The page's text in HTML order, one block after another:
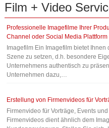
Film + Video
Professionelle Imagefilme Ihrer
Channel oder Social Media Plattform
Imagefilm Ein Imagefilm bietet
Szene zu setzen, d.h. besondere
Unternehmens authentisch zu
Unternehmen dazu,…
Erstellung von Firmenvideos für
Firmenvideo für Vorträge, Events
Firmenvideos dient ähnlich dem